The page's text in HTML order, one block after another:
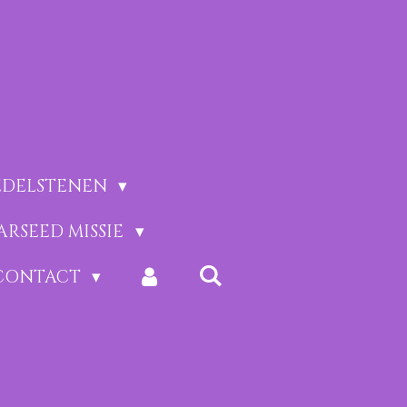
MISSIE